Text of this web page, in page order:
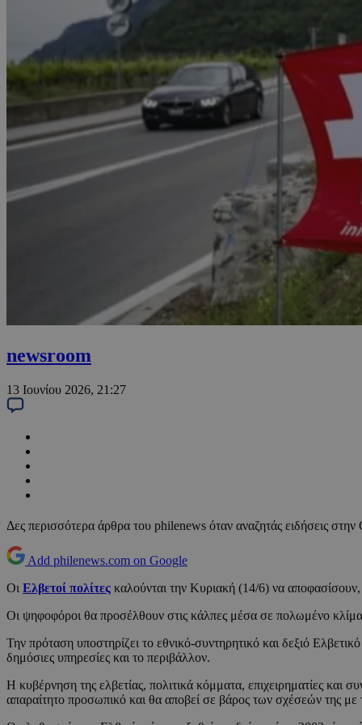
newsroom
13 Ιουνίου 2026, 21:27
Δες περισσότερα άρθρα του philenews όταν αναζητάς ειδήσεις στην
Add philenews.com on Google
Οι Ελβετοί πολίτες καλούνται την Κυριακή (14/6) να
Οι ψηφοφόροι θα προσέλθουν στις κάλπες μέσα σε πολωμένο
Την πρόταση υποστηρίζει το εθνικό-συντηρητικό και δεξιό
δημόσιες υπηρεσίες και το περιβάλλον.
Η κυβέρνηση της ελβετίας, πολιτικά κόμματα, επιχειρηματίες και
απαραίτητο προσωπικό και θα αποβεί σε βάρος των σχέσεών της